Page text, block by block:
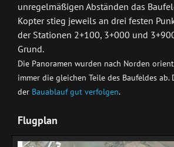
unregelmäßigen Abständen das
Kopter stieg jeweils an drei festen
der Stationen 2+100, 3+000 und
Grund.
Die Panoramen wurden nach Norden
immer die gleichen Teile des Baufeldes ab.
der Bauablauf gut verfolgen.
Flugplan